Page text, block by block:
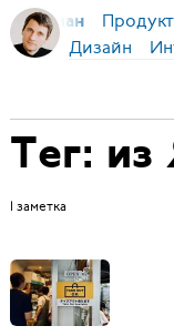
Бирман
Дизайн
Тег: из
1 заметка